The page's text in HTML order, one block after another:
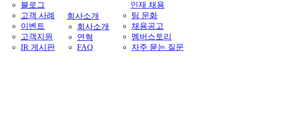
블로그
고객 사례
이벤트
고객지원
IR 게시판
회사소개
회사소개
연혁
FAQ
인재 채용
팀 문화
채용공고
멤버스토리
자주 묻는 질문